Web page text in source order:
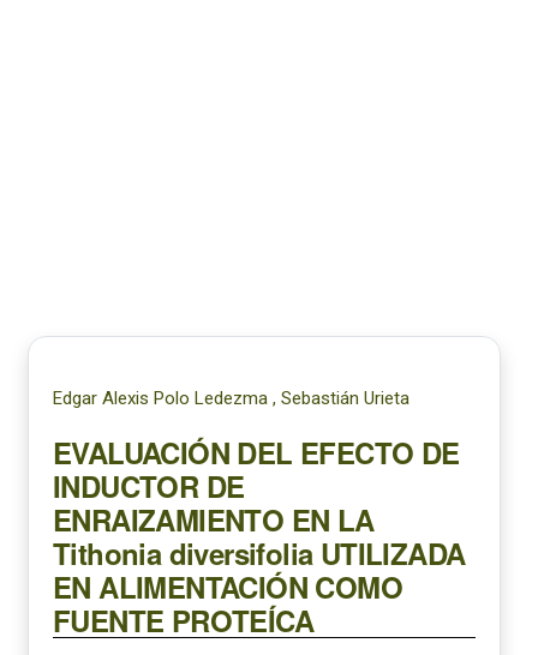
Edgar Alexis Polo Ledezma , Sebastián Urieta
EVALUACIÓN DEL EFECTO DE
INDUCTOR DE
ENRAIZAMIENTO EN LA
Tithonia diversifolia UTILIZADA
EN ALIMENTACIÓN COMO
FUENTE PROTEÍCA